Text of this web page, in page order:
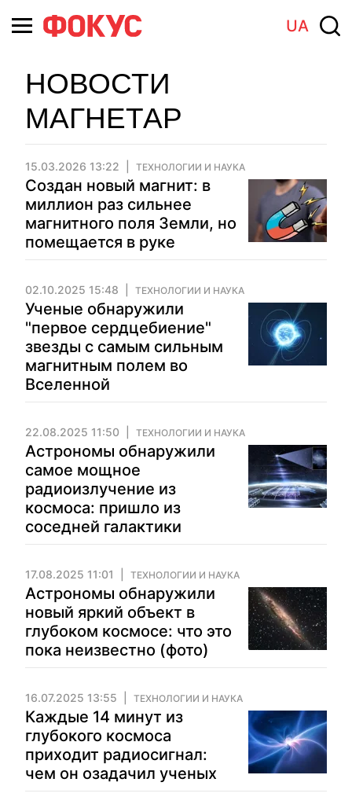
UA
НОВОСТИ
МАГНЕТАР
15.03.2026 13:22 ТЕХНОЛОГИИ И НАУКА
Создан новый магнит: в
миллион раз сильнее
магнитного поля Земли, но
помещается в руке
02.10.2025 15:48 ТЕХНОЛОГИИ И НАУКА
Ученые обнаружили
"первое сердцебиение"
звезды с самым сильным
магнитным полем во
Вселенной
22.08.2025 11:50 ТЕХНОЛОГИИ И НАУКА
Астрономы обнаружили
самое мощное
радиоизлучение из
космоса: пришло из
соседней галактики
17.08.2025 11:01 ТЕХНОЛОГИИ И НАУКА
Астрономы обнаружили
новый яркий объект в
глубоком космосе: что это
пока неизвестно (фото)
16.07.2025 13:55 ТЕХНОЛОГИИ И НАУКА
Каждые 14 минут из
глубокого космоса
приходит радиосигнал:
чем он озадачил ученых